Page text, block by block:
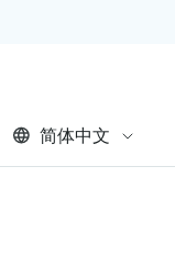
简体中文